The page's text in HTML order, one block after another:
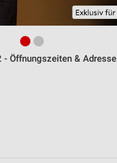
Öffnungszeiten & Adresse